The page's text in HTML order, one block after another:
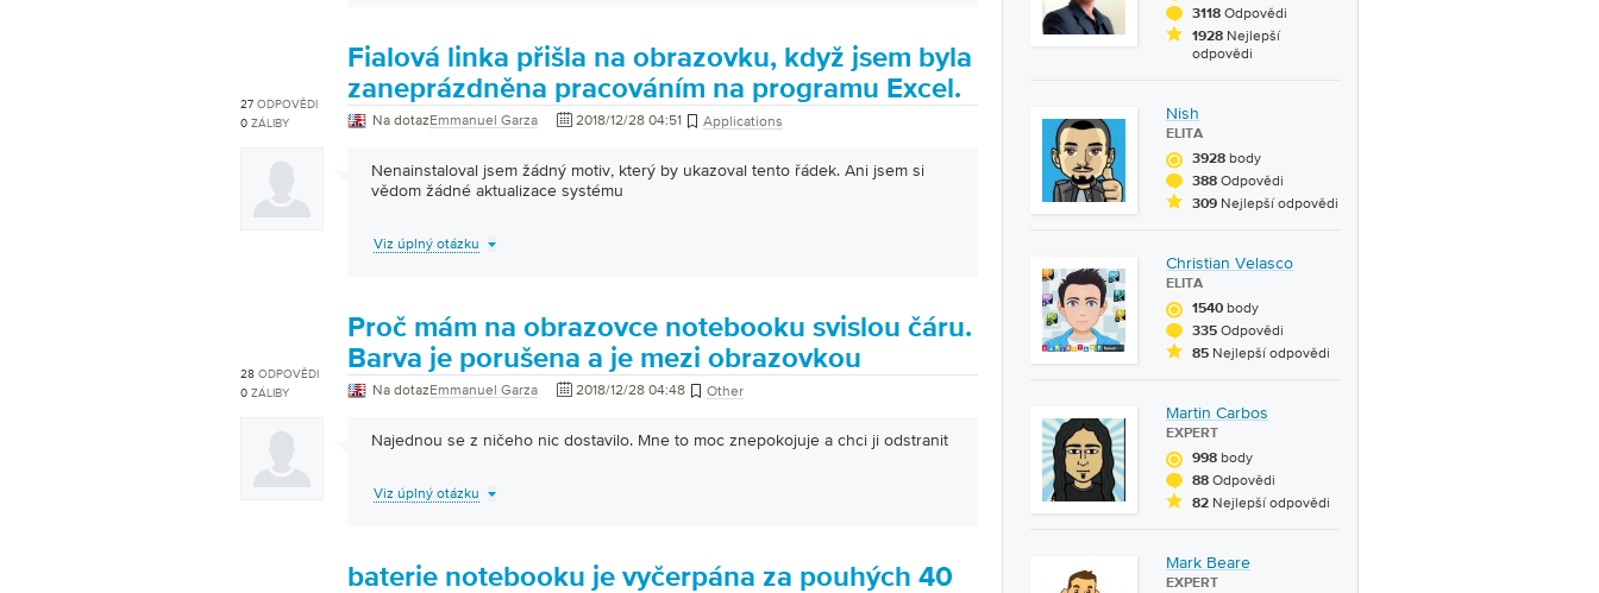
27 ODPOVĚDI
0 ZÁLIBY
Fialová linka přišla na obrazovku, když jsem byla
zaneprázdněna pracováním na programu Excel.
Na dotazEmmanuel Garza 2018/12/28 04:51 Applications
Nenainstaloval jsem žádný motiv, který by ukazoval tento řádek. Ani jsem si
vědom žádné aktualizace systému
Viz úplný otázku
28 ODPOVĚDI
0 ZÁLIBY
Proč mám na obrazovce notebooku svislou čáru.
Barva je porušena a je mezi obrazovkou
Na dotazEmmanuel Garza 2018/12/28 04:48 Other
Najednou se z ničeho nic dostavilo. Mne to moc znepokojuje a chci ji odstranit
Viz úplný otázku
baterie notebooku je vyčerpána za pouhých 40
3118 Odpovědi
1928 Nejlepší
odpovědi
Nish
ELITA
3928 body
388 Odpovědi
309 Nejlepší odpovědi
Christian Velasco
ELITA
1540 body
335 Odpovědi
85 Nejlepší odpovědi
Martin Carbos
EXPERT
998 body
88 Odpovědi
82 Nejlepší odpovědi
Mark Beare
EXPERT